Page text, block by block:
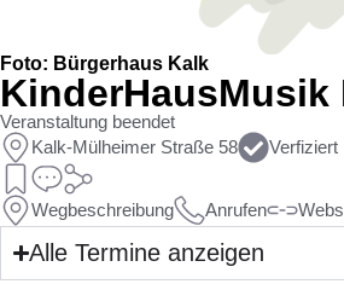
Foto: Bürgerhaus Kalk
KinderHausMusik
Veranstaltung beendet
Kalk-Mülheimer Straße 58
Verfiziert
Wegbeschreibung Anrufen
Alle Termine anzeigen